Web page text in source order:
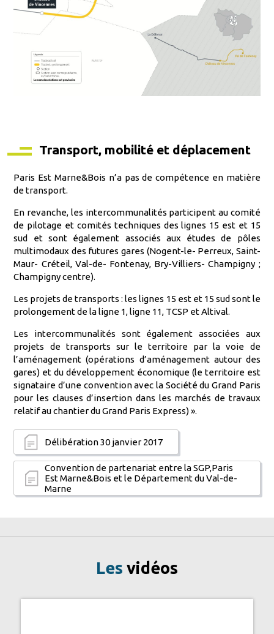
Transport, mobilité et déplacement
Paris Est Marne&Bois n’a pas de compétence en matière
de transport.
En revanche, les intercommunalités participent au comité
de pilotage et comités techniques des lignes 15 est et 15
sud et sont également associés aux études de pôles
multimodaux des futures gares (Nogent-le- Perreux, Saint-
Maur- Créteil, Val-de- Fontenay, Bry-Villiers- Champigny ;
Champigny centre).
Les projets de transports : les lignes 15 est et 15 sud sont le
prolongement de la ligne 1, ligne 11, TCSP et Altival.
Les intercommunalités sont également associées aux
projets de transports sur le territoire par la voie de
l’aménagement (opérations d’aménagement autour des
gares) et du développement économique (le territoire est
signataire d’une convention avec la Société du Grand Paris
pour les clauses d’insertion dans les marchés de travaux
relatif au chantier du Grand Paris Express) ».
Délibération 30 janvier 2017
Convention de partenariat entre la SGP,Paris
Est Marne&Bois et le Département du Val-de-
Marne
Les vidéos